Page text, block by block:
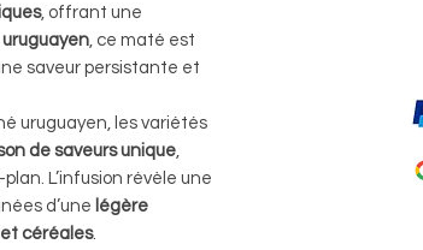
, offrant une
, ce maté est
saveur persistante et
uruguayen, les variétés
de saveurs unique
L’infusion révèle une
d’une légère
céréales.